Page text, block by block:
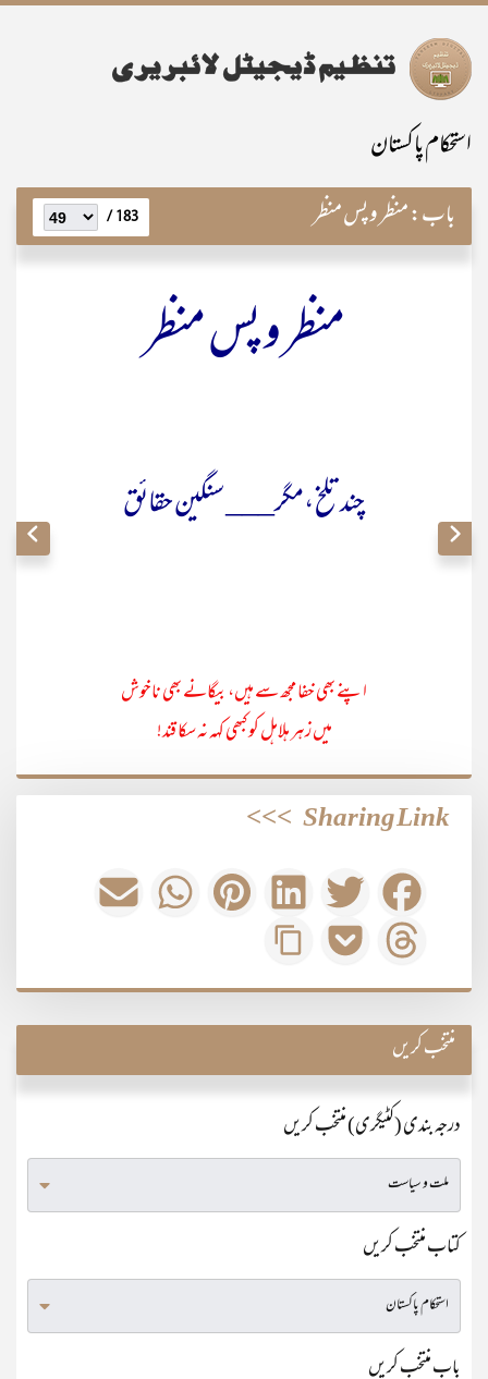
استحکام پاکستان
باب:منظر و پس منظر 183 /
منظر و پس منظر
چند تلخ ،مگر___ سنگین حقائق
اپنے بھی خفا مجھ سے ہیں، بیگانے بھی ناخوش
میں زہر ہلاہل کو کبھی کہہ نہ سکا قند!
Sharing Link
>>>
منتخب کریں
درجہ بندی (کٹیگری) منتخب کریں
کتاب منتخب کریں
باب منتخب کریں